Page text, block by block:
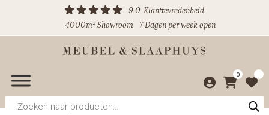
9.0 Klanttevredenheid
4000m² Showroom
7 Dagen per week open
0
Producten
zoeken